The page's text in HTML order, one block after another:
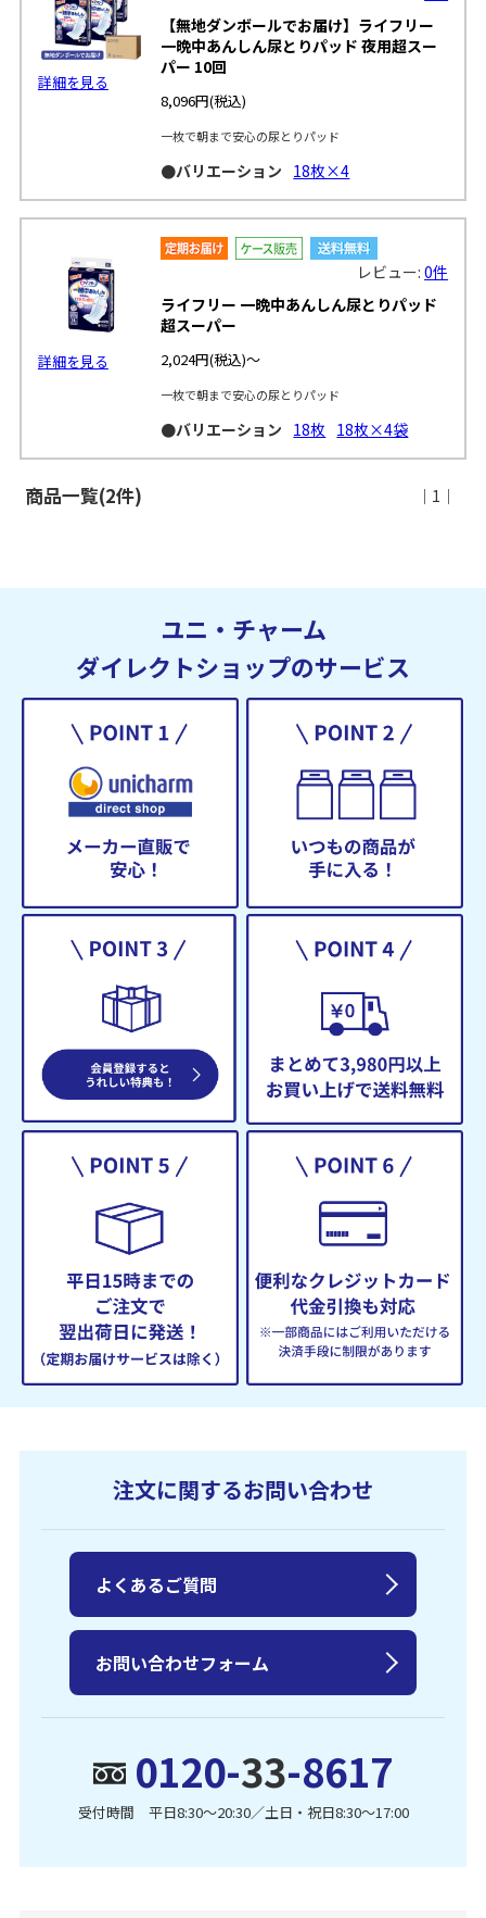
詳細を見る
【無地ダンボールでお届け】ライフリー
一晩中あんしん尿とりパッド 夜用超スー
パー 10回
8,096円(税込)
一枚で朝まで安心の尿とりパッド
●バリエーション 18枚×4
詳細を見る
レビュー:0件
ライフリー 一晩中あんしん尿とりパッド
超スーパー
2,024円(税込)～
一枚で朝まで安心の尿とりパッド
●バリエーション 18枚 18枚×4袋
商品一覧(2件) ｜1｜
ユニ・チャーム
ダイレクトショップのサービス
注文に関するお問い合わせ
0120-33-8617
受付時間 平日8:30〜20:30／土日・祝日8:30〜17:00
よくあるご質問
お問い合わせフォーム